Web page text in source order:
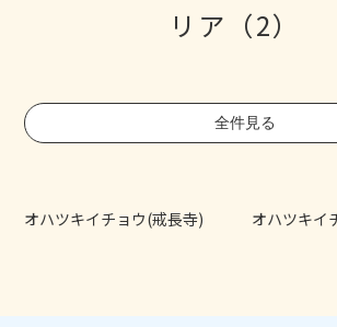
リア（2）
全件見る
オハツキイチョウ(戒長寺) オハツキイ